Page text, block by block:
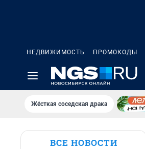
НЕДВИЖИМОСТЬ ПРОМОКОДЫ
Жёсткая соседская драка
ВСЕ НОВОСТИ